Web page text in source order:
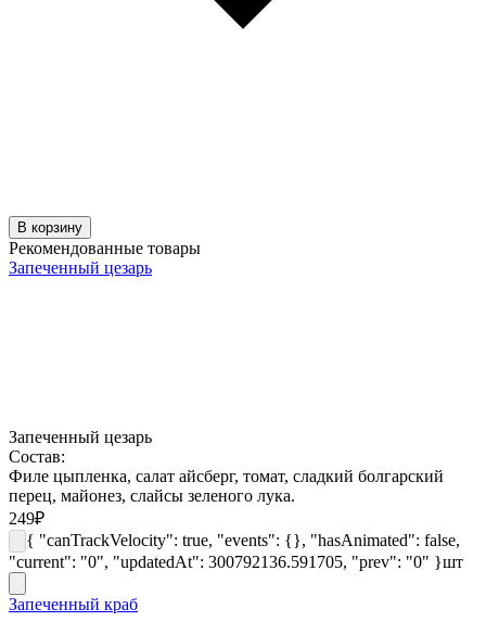
В корзину
Рекомендованные товары
Запеченный цезарь
Запеченный цезарь
Состав:
Филе цыпленка, салат айсберг, томат, сладкий болгарский
перец, майонез, слайсы зеленого лука.
249₽
{ "canTrackVelocity": true, "events": {}, "hasAnimated": false,
"current": "0", "updatedAt": 300792136.591705, "prev": "0" }шт
Запеченный краб